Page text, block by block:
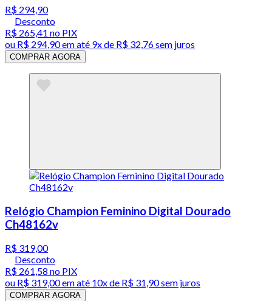
R$ 294,90
Desconto
R$ 265,41 no PIX
ou R$ 294,90em até 9x de R$ 32,76 sem juros
COMPRAR AGORA
Relógio Champion Feminino Digital Dourado
Ch48162v
R$ 319,00
Desconto
R$ 261,58 no PIX
ou R$ 319,00em até 10x de R$ 31,90 sem juros
COMPRAR AGORA